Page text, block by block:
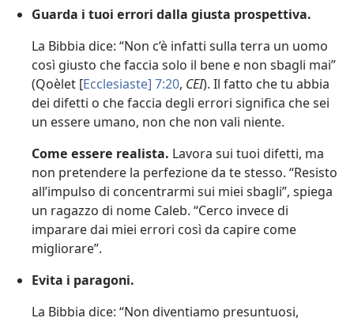
Guarda i tuoi errori dalla giusta prospettiva.
La Bibbia dice: “Non c’è infatti sulla terra un uomo
così giusto che faccia solo il bene e non sbagli mai”
(Qoèlet [Ecclesiaste] 7:20, CEI). Il fatto che tu abbia
dei difetti o che faccia degli errori significa che sei
un essere umano, non che non vali niente.
Come essere realista. Lavora sui tuoi difetti, ma
non pretendere la perfezione da te stesso. “Resisto
all’impulso di concentrarmi sui miei sbagli”, spiega
un ragazzo di nome Caleb. “Cerco invece di
imparare dai miei errori così da capire come
migliorare”.
Evita i paragoni.
La Bibbia dice: “Non diventiamo presuntuosi,